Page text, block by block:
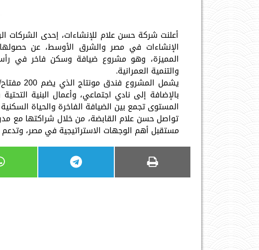
أعلنت شركة حسن علام للإنشاءات، إحدى الشركات
الإنشاءات في مصر والشرق الأوسط، عن
المميزة، وهو مشروع ضيافة وسكن فاخر في
والتنمية العمرانية.
بالإضافة إلى نادي اجتماعي، وأعمال البنية
المستوى تجمع بين الضيافة الفاخرة والحياة
تواصل حسن علام القابضة، من خلال شراكتها مع
مستقبل أهم الوجهات الاستراتيجية في مصر،